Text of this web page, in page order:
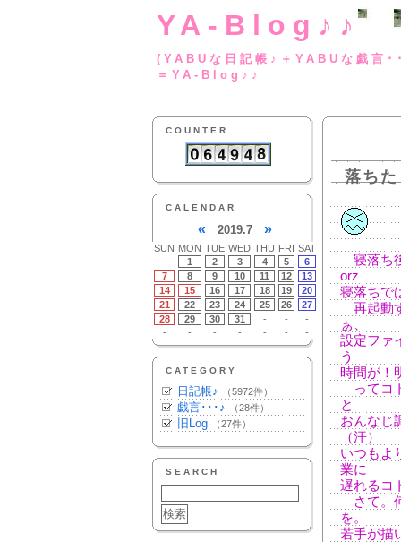
YA-Blog♪♪
(YABUな日記帳♪
＝YA-Blog♪♪
COUNTER
CALENDAR
« 2019.7 »
SUN MON TUE WED THU FRI SAT
-
1 2 3 4 5
6
7
8 9 10 11 12
13
14
15 16 17 18 19
20
21
22 23 24 25 26
27
28
29 30 31 - -
-
-
- - - - - -
CATEGORY
日記帳♪ （5972件）
戯言･･･♪ （28件）
旧Log （27件）
SEARCH
落ちた
寝落ち
orz
寝落ちで
再起動
ぁ、
設定ファ
う
時間が！
ってコ
と
おんなじ
（汗）
いつもよ
業に
遅れるコ
さて。
を。
若手が描